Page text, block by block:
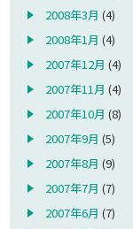
2008年3月 (4)
2008年1月 (4)
2007年12月 (4)
2007年11月 (4)
2007年10月 (8)
2007年9月 (5)
2007年8月 (9)
2007年7月 (7)
2007年6月 (7)